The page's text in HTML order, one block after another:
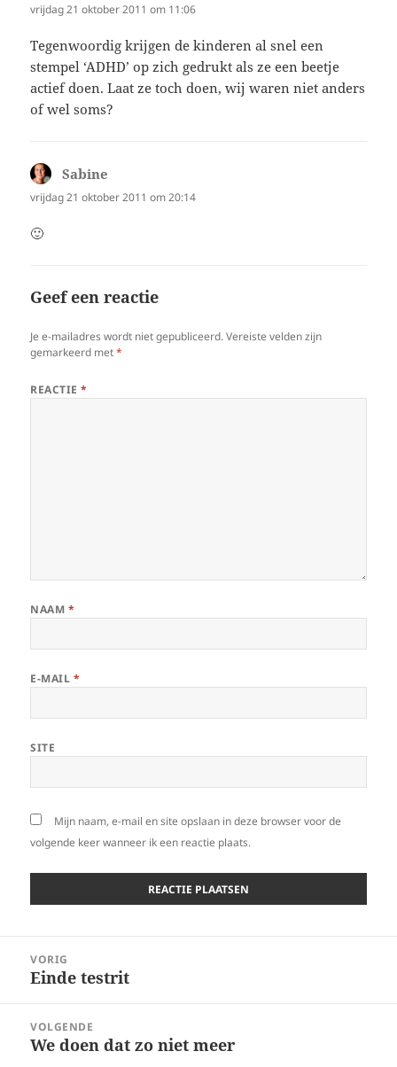
vrijdag 21 oktober 2011 om 11:06
Tegenwoordig krijgen de kinderen al snel een
stempel ‘ADHD’ op zich gedrukt als ze een beetje
actief doen. Laat ze toch doen, wij waren niet anders
of wel soms?
Sabine
vrijdag 21 oktober 2011 om 20:14
🙂
Geef een reactie
Je e-mailadres wordt niet gepubliceerd. Vereiste velden zijn
gemarkeerd met*
REACTIE*
NAAM *
E-MAIL *
SITE
Mijn naam, e-mail en site opslaan in deze browser voor de
volgende keer wanneer ik een reactie plaats.
navigatie
VORIG
Vorig
Einde testrit
VOLGENDE
Volgend
We doen dat zo niet meer